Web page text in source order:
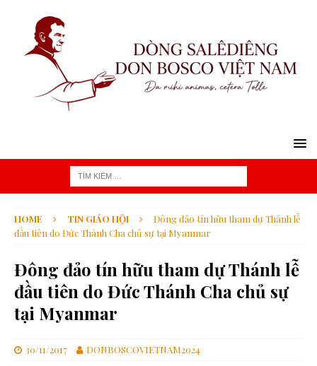
HOME TIN GIÁO HỘI
Đông đảo tín hữu tham dự Thánh lễ
đầu tiên do Đức Thánh Cha chủ sự tại Myanmar
Đông đảo tín hữu tham dự Thánh lễ
đầu tiên do Đức Thánh Cha chủ sự
tại Myanmar
30/11/2017 DONBOSCOVIETNAM2024